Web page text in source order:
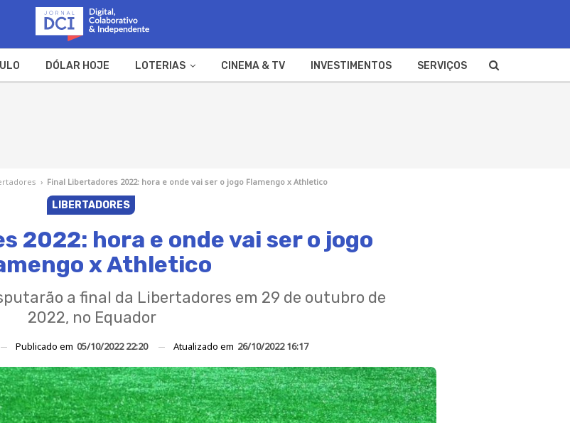
DÓLAR HOJE LOTERIAS CINEMA & TV INVESTIMENTOS SERVIÇOS
› Final Libertadores 2022: hora e onde vai ser o jogo Flamengo x Athletico
LIBERTADORES
2022: hora e onde vai ser o jogo
x Athletico
a final da Libertadores em 29 de outubro de
2022, no Equador
Publicado em 05/10/2022 22:20 Atualizado em 26/10/2022 16:17